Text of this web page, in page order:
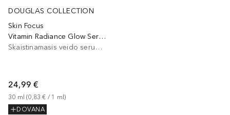
DOUGLAS COLLECTION
Skin Focus
Vitamin Radiance Glow Serum
Skaistinamasis veido serumas
24,99 €
30 ml (0,83 € / 1 ml)
DOVANA